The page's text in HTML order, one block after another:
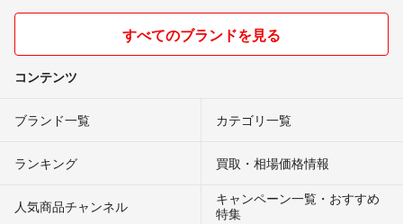
すべてのブランドを見る
コンテンツ
ブランド一覧 カテゴリ一覧
ランキング 買取・相場価格情報
人気商品チャンネル
キャンペーン一覧・おすすめ
特集